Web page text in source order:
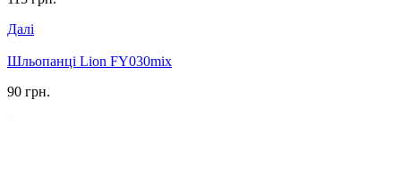
Далі
Шльопанці Lion FY030mix
90 грн.